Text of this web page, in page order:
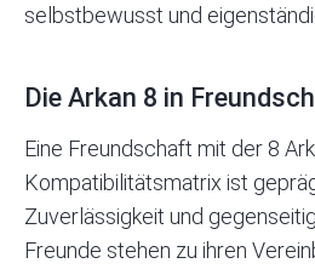
selbstbewusst und
Die Arkan 8 in
Eine Freundschaft mit der 8
Kompatibilitätsmatrix ist
Zuverlässigkeit und
Freunde stehen zu ihren